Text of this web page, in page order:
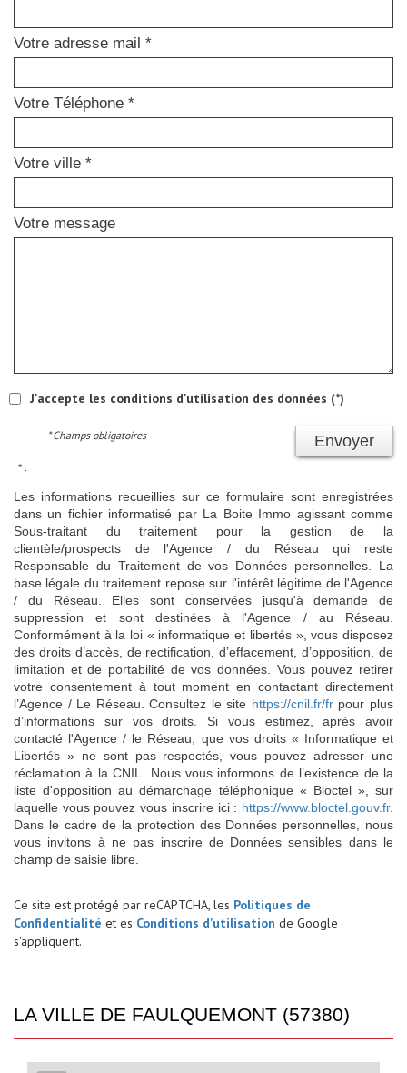
Votre adresse mail *
Votre Téléphone *
Votre ville *
Votre message
J'accepte les conditions d'utilisation des données (*)
Envoyer
* Champs obligatoires
* :
Les informations recueillies sur ce formulaire sont enregistrées
dans un fichier informatisé par La Boite Immo agissant comme
Sous-traitant du traitement pour la gestion de la
clientèle/prospects de l'Agence / du Réseau qui reste
Responsable du Traitement de vos Données personnelles. La
base légale du traitement repose sur l'intérêt légitime de l'Agence
/ du Réseau. Elles sont conservées jusqu'à demande de
suppression et sont destinées à l'Agence / au Réseau.
Conformément à la loi « informatique et libertés », vous disposez
des droits d’accès, de rectification, d’effacement, d’opposition, de
limitation et de portabilité de vos données. Vous pouvez retirer
votre consentement à tout moment en contactant directement
l’Agence / Le Réseau. Consultez le site https://cnil.fr/frpour plus
d’informations sur vos droits. Si vous estimez, après avoir
contacté l'Agence / le Réseau, que vos droits « Informatique et
Libertés » ne sont pas respectés, vous pouvez adresser une
réclamation à la CNIL. Nous vous informons de l’existence de la
liste d'opposition au démarchage téléphonique « Bloctel », sur
laquelle vous pouvez vous inscrire ici : https://www.bloctel.gouv.fr.
Dans le cadre de la protection des Données personnelles, nous
vous invitons à ne pas inscrire de Données sensibles dans le
champ de saisie libre.
Ce site est protégé par reCAPTCHA, les Politiques de
Confidentialité et es Conditions d'utilisation de Google
s'appliquent.
LA VILLE DE FAULQUEMONT (57380)